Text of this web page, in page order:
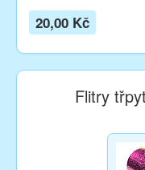
20,00 Kč
Flitry